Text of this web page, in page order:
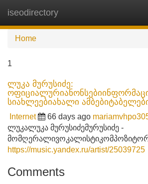
iseodirectory
Home
1
ლუკა მურუსიძე:
სიახლეებიახალი
Internet 66 days ago
ლუკალუკა მურუსიძემურუსიძე -
https://music.yandex.ru/artist/25039725
Comments